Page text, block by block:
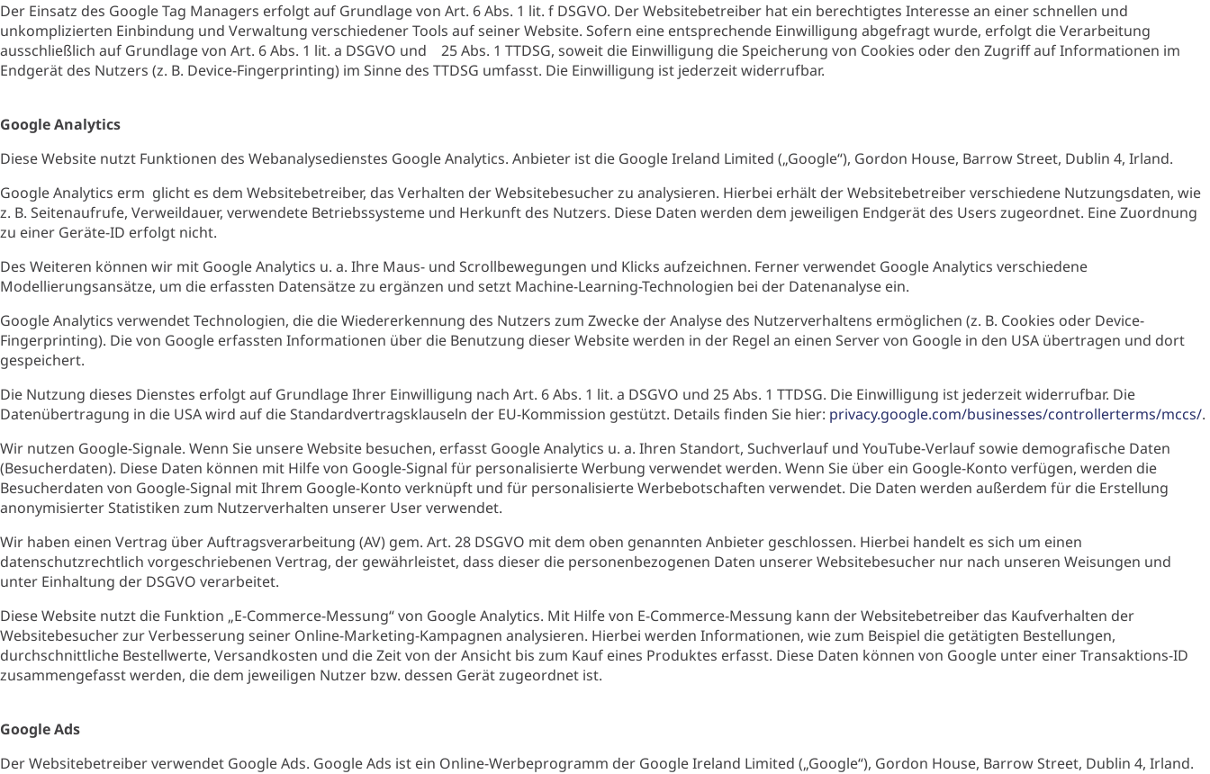
Der Einsatz des Google Tag Managers erfolgt auf Grundlage von Art. 6 Abs. 1 lit. f DSGVO. Der Websitebetreiber hat ein berechtigtes Interesse an einer schnellen und
unkomplizierten Einbindung und Verwaltung verschiedener Tools auf seiner Website. Sofern eine entsprechende Einwilligung abgefragt wurde, erfolgt die Verarbeitung
ausschließlich auf Grundlage von Art. 6 Abs. 1 lit. a DSGVO und 25 Abs. 1 TTDSG, soweit die Einwilligung die Speicherung von Cookies oder den Zugriff auf Informationen im
Endgerät des Nutzers (z. B. Device-Fingerprinting) im Sinne des TTDSG umfasst. Die Einwilligung ist jederzeit widerrufbar.
Google Analytics
Diese Website nutzt Funktionen des Webanalysedienstes Google Analytics. Anbieter ist die Google Ireland Limited („Google“), Gordon House, Barrow Street, Dublin 4, Irland.
Google Analytics erm glicht es dem Websitebetreiber, das Verhalten der Websitebesucher zu analysieren. Hierbei erhält der Websitebetreiber verschiedene Nutzungsdaten, wie
z. B. Seitenaufrufe, Verweildauer, verwendete Betriebssysteme und Herkunft des Nutzers. Diese Daten werden dem jeweiligen Endgerät des Users zugeordnet. Eine Zuordnung
zu einer Geräte-ID erfolgt nicht.
Des Weiteren können wir mit Google Analytics u. a. Ihre Maus- und Scrollbewegungen und Klicks aufzeichnen. Ferner verwendet Google Analytics verschiedene
Modellierungsansätze, um die erfassten Datensätze zu ergänzen und setzt Machine-Learning-Technologien bei der Datenanalyse ein.
Google Analytics verwendet Technologien, die die Wiedererkennung des Nutzers zum Zwecke der Analyse des Nutzerverhaltens ermöglichen (z. B. Cookies oder Device-
Fingerprinting). Die von Google erfassten Informationen über die Benutzung dieser Website werden in der Regel an einen Server von Google in den USA übertragen und dort
gespeichert.
Die Nutzung dieses Dienstes erfolgt auf Grundlage Ihrer Einwilligung nach Art. 6 Abs. 1 lit. a DSGVO und 25 Abs. 1 TTDSG. Die Einwilligung ist jederzeit widerrufbar. Die
Datenübertragung in die USA wird auf die Standardvertragsklauseln der EU-Kommission gestützt. Details finden Sie hier: privacy.google.com/businesses/controllerterms/mccs/.
Wir nutzen Google-Signale. Wenn Sie unsere Website besuchen, erfasst Google Analytics u. a. Ihren Standort, Suchverlauf und YouTube-Verlauf sowie demografische Daten
(Besucherdaten). Diese Daten können mit Hilfe von Google-Signal für personalisierte Werbung verwendet werden. Wenn Sie über ein Google-Konto verfügen, werden die
Besucherdaten von Google-Signal mit Ihrem Google-Konto verknüpft und für personalisierte Werbebotschaften verwendet. Die Daten werden außerdem für die Erstellung
anonymisierter Statistiken zum Nutzerverhalten unserer User verwendet.
Wir haben einen Vertrag über Auftragsverarbeitung (AV) gem. Art. 28 DSGVO mit dem oben genannten Anbieter geschlossen. Hierbei handelt es sich um einen
datenschutzrechtlich vorgeschriebenen Vertrag, der gewährleistet, dass dieser die personenbezogenen Daten unserer Websitebesucher nur nach unseren Weisungen und
unter Einhaltung der DSGVO verarbeitet.
Diese Website nutzt die Funktion „E-Commerce-Messung“ von Google Analytics. Mit Hilfe von E-Commerce-Messung kann der Websitebetreiber das Kaufverhalten der
Websitebesucher zur Verbesserung seiner Online-Marketing-Kampagnen analysieren. Hierbei werden Informationen, wie zum Beispiel die getätigten Bestellungen,
durchschnittliche Bestellwerte, Versandkosten und die Zeit von der Ansicht bis zum Kauf eines Produktes erfasst. Diese Daten können von Google unter einer Transaktions-ID
zusammengefasst werden, die dem jeweiligen Nutzer bzw. dessen Gerät zugeordnet ist.
Google Ads
Der Websitebetreiber verwendet Google Ads. Google Ads ist ein Online-Werbeprogramm der Google Ireland Limited („Google“), Gordon House, Barrow Street, Dublin 4, Irland.